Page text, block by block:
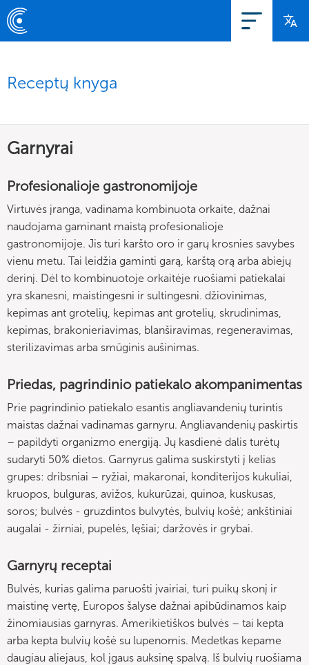
Receptų knyga
Garnyrai
Profesionalioje gastronomijoje
Virtuvės įranga, vadinama kombinuota orkaite, dažnai
naudojama gaminant maistą profesionalioje
gastronomijoje. Jis turi karšto oro ir garų krosnies savybes
vienu metu. Tai leidžia gaminti garą, karštą orą arba abiejų
derinį. Dėl to kombinuotoje orkaitėje ruošiami patiekalai
yra skanesni, maistingesni ir sultingesni. džiovinimas,
kepimas ant grotelių, kepimas ant grotelių, skrudinimas,
kepimas, brakonieriavimas, blanširavimas, regeneravimas,
sterilizavimas arba smūginis aušinimas.
Priedas, pagrindinio patiekalo akompanimentas
Prie pagrindinio patiekalo esantis angliavandenių turintis
maistas dažnai vadinamas garnyru. Angliavandenių paskirtis
– papildyti organizmo energiją. Jų kasdienė dalis turėtų
sudaryti 50% dietos. Garnyrus galima suskirstyti į kelias
grupes: dribsniai – ryžiai, makaronai, konditerijos kukuliai,
kruopos, bulguras, avižos, kukurūzai, quinoa, kuskusas,
soros; bulvės - gruzdintos bulvytės, bulvių košė; ankštiniai
augalai - žirniai, pupelės, lęšiai; daržovės ir grybai.
Garnyrų receptai
Bulvės, kurias galima paruošti įvairiai, turi puikų skonį ir
maistinę vertę, Europos šalyse dažnai apibūdinamos kaip
žinomiausias garnyras. Amerikietiškos bulvės – tai kepta
arba kepta bulvių košė su lupenomis. Medetkas kepame
daugiau aliejaus, kol įgaus auksinę spalvą. Iš bulvių ruošiama